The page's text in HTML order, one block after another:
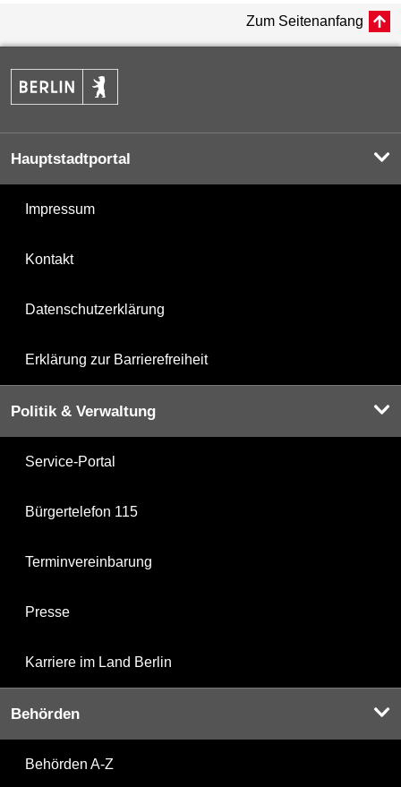
Zum Seitenanfang
Hauptstadtportal
Impressum
Kontakt
Datenschutzerklärung
Erklärung zur Barrierefreiheit
Politik & Verwaltung
Service-Portal
Bürgertelefon 115
Terminvereinbarung
Presse
Karriere im Land Berlin
Behörden
Behörden A-Z